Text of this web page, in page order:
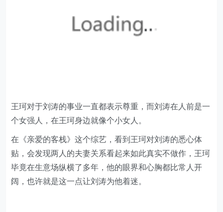
王珂对于刘涛的事业一直都表示尊重，而刘涛在人前是一
个女强人，在王珂身边就像个小女人。
在《亲爱的客栈》这个综艺，看到王珂对刘涛的悉心体
贴，会发现两人的夫妻关系看起来如此真实不做作，王珂
毕竟在生意场纵横了多年，他的眼界和心胸都比常人开
阔，也许就是这一点让刘涛为他着迷。